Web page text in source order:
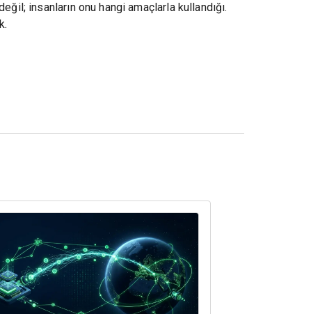
insanların onu hangi amaçlarla kullandığı.